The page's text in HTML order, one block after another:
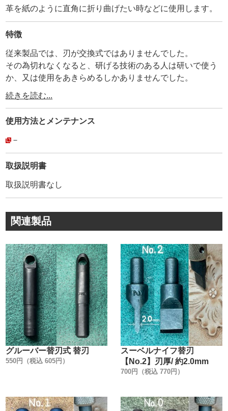
革を紙のように直角に折り曲げたい時などに使用します。
特徴
従来製品では、刃が交換式ではありませんでした。
その為切れなくなると、研げる技術のある人は研いで使う
か、又は使用をあきらめるしかありませんでした。
刃を交換できて、より永く使っていただける製品を、とい
うことで開発したのがこの製品です。
グルーバー替刃だけで無く、スーベルカッター替刃・シェ
リダン替刃・シェリダン替刃（極薄刃）・ダブル替刃にも
対応出来るようにしました。
・
①使用方法は、革を裏面（床面）から、替刃の側面を定規
・
②刃は、工具鋼を使用し焼き入れ加工を施して、黒コーテ
ィングで錆び防止にしています。
・
けをしています。
その為、抜群の切れ味です。
刃部分に錆び止め用オイルを付けて、チューブで保護して
出荷しています。
・
④JAPANの打刻をしています。
・
⑤ボディーにアヤメ加工を施してすべり止めにしていま
す。
・
⑥刃を交換する時は、付属の六角レンチを使用して下さ
・
⑦替刃を入れる穴は、スーベルカッター替刃・シェリダン
続きを読む...
使用方法と メンテナンス
－
取扱説明書
取扱説明書なし
関連製品
グルーバー替刃式 替刃
550円（税込 605円）
スーベルナイフ替刃
【No.2】刃厚/ 約2.0mm
700円（税込 770円）